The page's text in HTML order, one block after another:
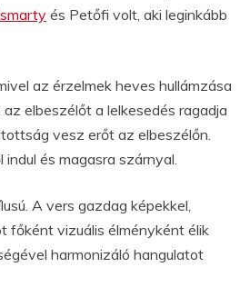
és Petőfi volt, aki leginkább
az érzelmek heves hullámzása
elbeszélőt a lelkesedés ragadja
vesz erőt az elbeszélőn.
és magasra szárnyal.
A vers gazdag képekkel,
főként vizuális élményként élik
harmonizáló hangulatot